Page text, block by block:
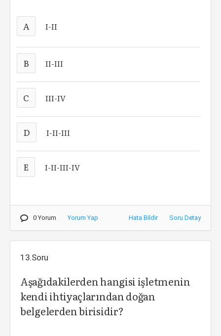
A I-II
B II-III
C III-IV
D I-II-III
E I-II-III-IV
0 Yorum Yorum Yap Hata Bildir Soru Detay
13.Soru
Aşağıdakilerden hangisi işletmenin
kendi ihtiyaçlarından doğan
belgelerden birisidir?